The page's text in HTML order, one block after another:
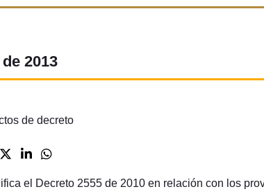
2013
el Decreto 2555 de 2010 en relación con los